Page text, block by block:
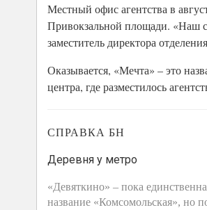
Местный офис агентства в
Привокзальной площади. «Наш
заместитель директора
Оказывается, «Мечта» – это
центра, где разместилось
СПРАВКА БН
Деревня у метро
«Девяткино» – пока
название «Комсомольская», но